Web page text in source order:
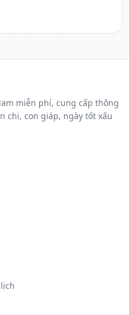
miễn phí, cung cấp thông
chi, con giáp, ngày tốt xấu